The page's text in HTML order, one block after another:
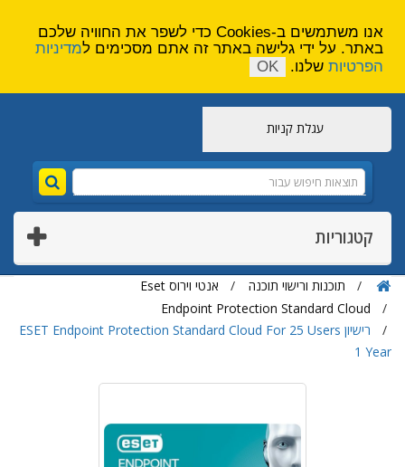
עגלת קניות
קטגוריות
תוכנות ורישוי תוכנה
אנטי וירוס Eset
Endpoint Protection Standard Cloud
רישיון ESET Endpoint Protection Standard Cloud For 25 Users
1 Year
אנו משתמשים ב-Cookies כדי לשפר את החוויה שלכם
באתר. על ידי גלישה באתר זה אתם מסכימים למדיניות
הפרטיות שלנו. OK